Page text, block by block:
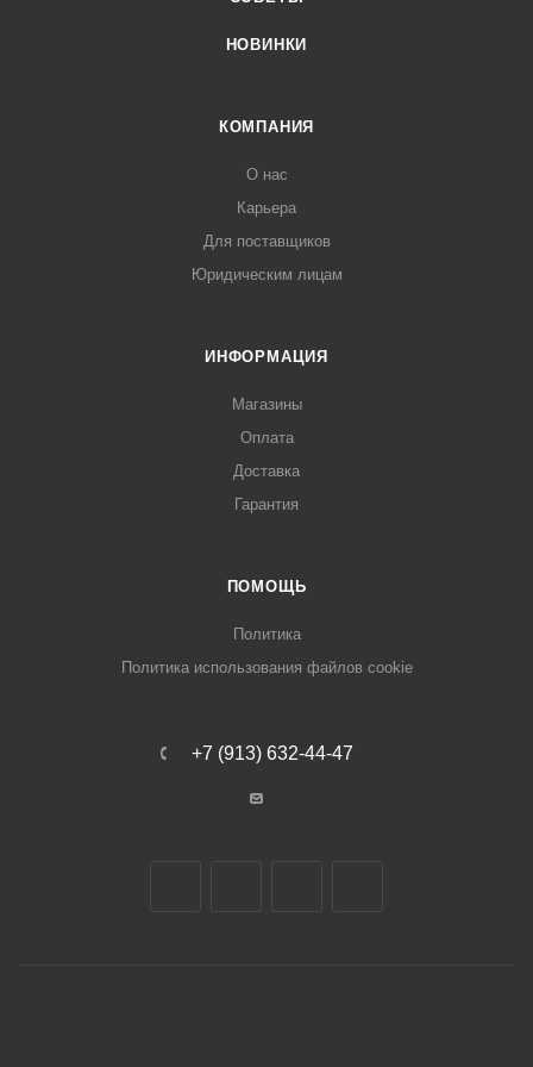
НОВИНКИ
КОМПАНИЯ
О нас
Карьера
Для поставщиков
Юридическим лицам
ИНФОРМАЦИЯ
Магазины
Оплата
Доставка
Гарантия
ПОМОЩЬ
Политика
Политика использования файлов cookie
+7 (913) 632-44-47